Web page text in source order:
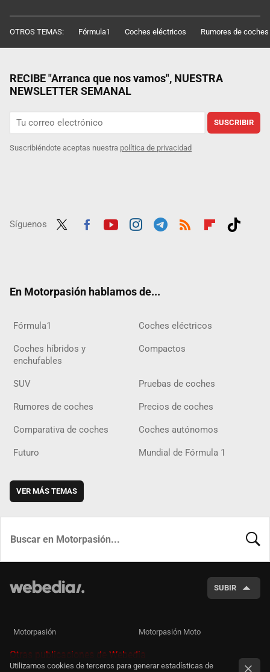
OTROS TEMAS: Fórmula1 Coches eléctricos Rumores de coches
RECIBE "Arranca que nos vamos", NUESTRA
NEWSLETTER SEMANAL
SUSCRIBIR
Suscribiéndote aceptas nuestra política de privacidad
Síguenos
En Motorpasión hablamos de...
Fórmula1 Coches eléctricos
Coches híbridos y
enchufables
Compactos
SUV Pruebas de coches
Rumores de coches Precios de coches
Comparativa de coches Coches autónomos
Futuro Mundial de Fórmula 1
VER MÁS TEMAS
SUBIR
Motorpasión Motorpasión Moto
Otras publicaciones de Webedia
Utilizamos cookies de terceros para generar estadísticas de